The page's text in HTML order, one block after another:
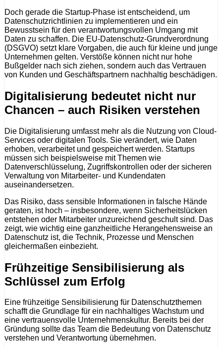
Doch gerade die Startup-Phase ist entscheidend, um
Datenschutzrichtlinien zu implementieren und ein
Bewusstsein für den verantwortungsvollen Umgang mit
Daten zu schaffen. Die EU-Datenschutz-Grundverordnung
(DSGVO) setzt klare Vorgaben, die auch für kleine und junge
Unternehmen gelten. Verstöße können nicht nur hohe
Bußgelder nach sich ziehen, sondern auch das Vertrauen
von Kunden und Geschäftspartnern nachhaltig beschädigen.
Digitalisierung bedeutet nicht nur
Chancen – auch Risiken verstehen
Die Digitalisierung umfasst mehr als die Nutzung von Cloud-
Services oder digitalen Tools. Sie verändert, wie Daten
erhoben, verarbeitet und gespeichert werden. Startups
müssen sich beispielsweise mit Themen wie
Datenverschlüsselung, Zugriffskontrollen oder der sicheren
Verwaltung von Mitarbeiter- und Kundendaten
auseinandersetzen.
Das Risiko, dass sensible Informationen in falsche Hände
geraten, ist hoch – insbesondere, wenn Sicherheitslücken
entstehen oder Mitarbeiter unzureichend geschult sind. Das
zeigt, wie wichtig eine ganzheitliche Herangehensweise an
Datenschutz ist, die Technik, Prozesse und Menschen
gleichermaßen einbezieht.
Frühzeitige Sensibilisierung als
Schlüssel zum Erfolg
Eine frühzeitige Sensibilisierung für Datenschutzthemen
schafft die Grundlage für ein nachhaltiges Wachstum und
eine vertrauensvolle Unternehmenskultur. Bereits bei der
Gründung sollte das Team die Bedeutung von Datenschutz
verstehen und Verantwortung übernehmen.